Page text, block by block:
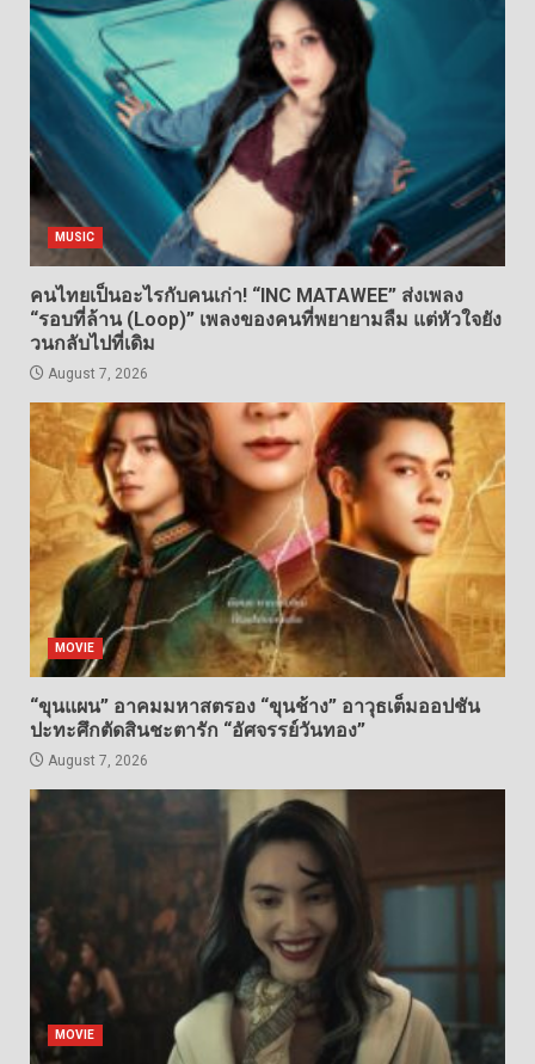
MUSIC
คนไทยเป็นอะไรกับคนเก่า! “INC MATAWEE” ส่งเพลง
“รอบที่ล้าน (Loop)” เพลงของคนที่พยายามลืม แต่หัวใจยัง
วนกลับไปที่เดิม
August 7, 2026
MOVIE
“ขุนแผน” อาคมมหาสตรอง “ขุนช้าง” อาวุธเต็มออปชัน
ปะทะศึกตัดสินชะตารัก “อัศจรรย์วันทอง”
August 7, 2026
MOVIE